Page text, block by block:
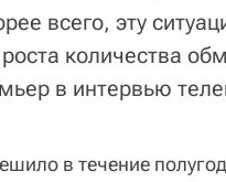
всего, эту
количества
в интервью
в течение